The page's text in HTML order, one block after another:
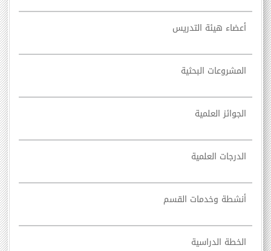
أعضاء هيئة التدريس
المشروعات البحثية
الجوائز العلمية
الدرجات العلمية
أنشطة وخدمات القسم
الخطة الدراسية